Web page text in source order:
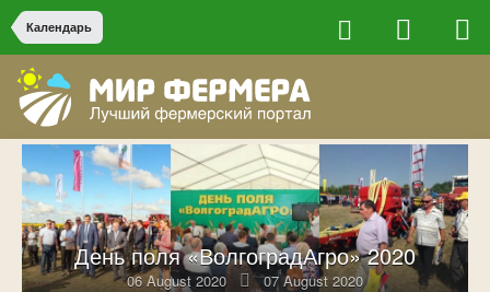
Календарь
День поля «ВолгоградАгро» 2020
06 August 2020 07 August 2020